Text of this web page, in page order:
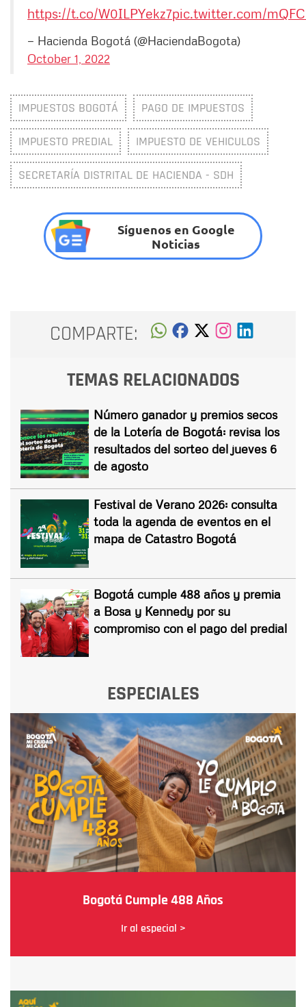
https://t.co/W0ILPYekz7pic.twitter.com/
— Hacienda Bogotá (@HaciendaBogota)
October 1, 2022
IMPUESTOS BOGOTÁ PAGO DE IMPUESTOS
IMPUESTO PREDIAL IMPUESTO DE VEHICULOS
SECRETARÍA DISTRITAL DE HACIENDA - SDH
Síguenos en Google
Noticias
COMPARTE:
TEMAS RELACIONADOS
Número ganador y premios secos
de la Lotería de Bogotá: revisa los
resultados del sorteo del jueves 6
de agosto
Festival de Verano 2026: consulta
toda la agenda de eventos en el
mapa de Catastro Bogotá
Bogotá cumple 488 años y premia
a Bosa y Kennedy por su
compromiso con el pago del predial
ESPECIALES
Bogotá Cumple 488 Años
Ir al especial >